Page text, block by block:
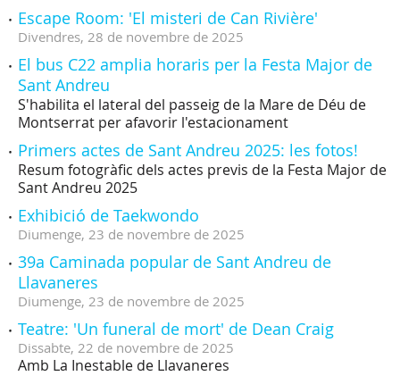
Escape Room: 'El misteri de Can Rivière'
Divendres, 28 de novembre de 2025
El bus C22 amplia horaris per la Festa Major de
Sant Andreu
S'habilita el lateral del passeig de la Mare de Déu de
Montserrat per afavorir l'estacionament
Primers actes de Sant Andreu 2025: les fotos!
Resum fotogràfic dels actes previs de la Festa Major de
Sant Andreu 2025
Exhibició de Taekwondo
Diumenge, 23 de novembre de 2025
39a Caminada popular de Sant Andreu de
Llavaneres
Diumenge, 23 de novembre de 2025
Teatre: 'Un funeral de mort' de Dean Craig
Dissabte, 22 de novembre de 2025
Amb La Inestable de Llavaneres